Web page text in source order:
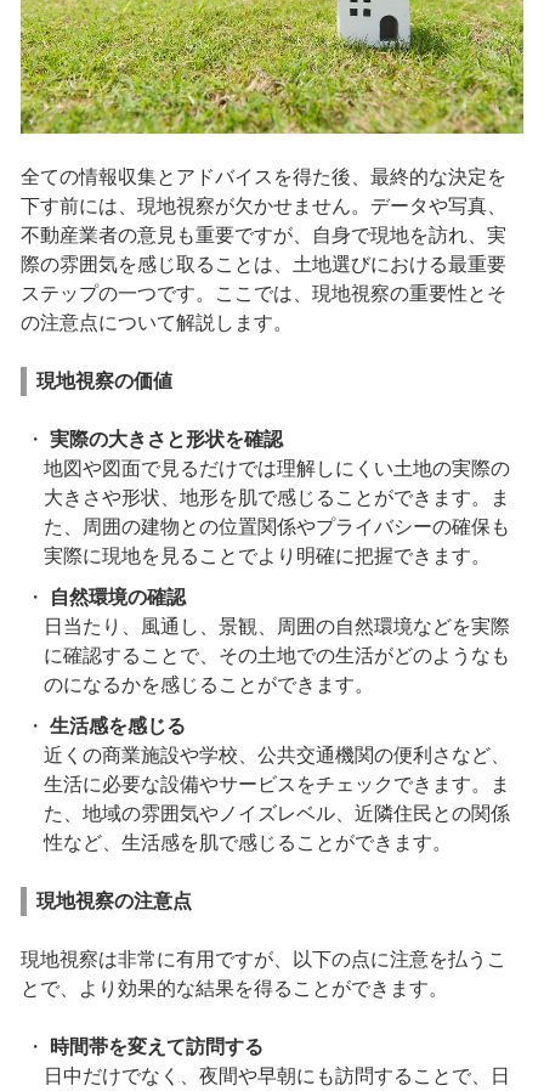
全ての情報収集とアドバイスを得た後、最終的な決定を
下す前には、現地視察が欠かせません。データや写真、
不動産業者の意見も重要ですが、自身で現地を訪れ、実
際の雰囲気を感じ取ることは、土地選びにおける最重要
ステップの一つです。ここでは、現地視察の重要性とそ
の注意点について解説します。
現地視察の価値
実際の大きさと形状を確認
地図や図面で見るだけでは理解しにくい土地の実際の
大きさや形状、地形を肌で感じることができます。ま
た、周囲の建物との位置関係やプライバシーの確保も
実際に現地を見ることでより明確に把握できます。
自然環境の確認
日当たり、風通し、景観、周囲の自然環境などを実際
に確認することで、その土地での生活がどのようなも
のになるかを感じることができます。
生活感を感じる
近くの商業施設や学校、公共交通機関の便利さなど、
生活に必要な設備やサービスをチェックできます。ま
た、地域の雰囲気やノイズレベル、近隣住民との関係
性など、生活感を肌で感じることができます。
現地視察の注意点
現地視察は非常に有用ですが、以下の点に注意を払うこ
とで、より効果的な結果を得ることができます。
時間帯を変えて訪問する
日中だけでなく、夜間や早朝にも訪問することで、日